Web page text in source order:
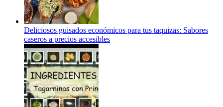
Deliciosos guisados económicos para tus taquizas: Sabores
caseros a precios accesibles